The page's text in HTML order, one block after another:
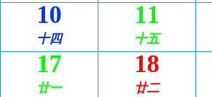
10
十四
11
十五
17
廿一
18
廿二